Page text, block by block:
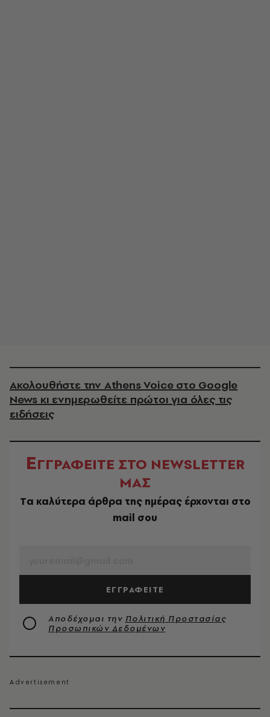
Ακολουθήστε την Athens Voice στο Google
News κι ενημερωθείτε πρώτοι για όλες τις
ειδήσεις
ΕΓΓΡΑΦΕΙΤΕ ΣΤΟ NEWSLETTER
ΜΑΣ
Tα καλύτερα άρθρα της ημέρας έρχονται στο
mail σου
ΕΓΓΡΑΦΕΙΤΕ
Αποδέχομαι την Πολιτική Προστασίας
Προσωπικών Δεδομένων